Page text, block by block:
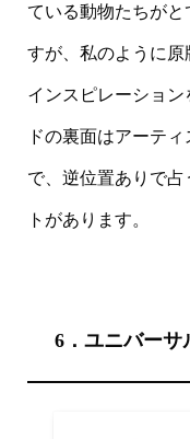
ている動物たちがと
すが、私のように
インスピレーショ
ドの裏面はアーテ
で、逆位置ありで
トがあります。
6．ユニバーサ